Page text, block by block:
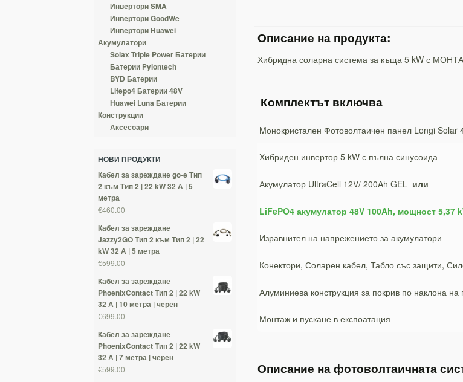
Описание на продукта:
Хибридна соларна система за къща 5 kW с
Комплектът включва
Mонокристален Фотоволтаичен панел Longi Solar
Хибриден инвертор 5 kW с пълна синусоида
Акумулатор UltraCell 12V/ 200Ah GEL или
LiFePO4 акумулатор 48V 100Ah, мощност 5,37
Изравнител на напрежението за акумулатори
Конектори, Соларен кабел, Табло със защити,
Алуминиева конструкция за покрив по наклона на
Монтаж и пускане в експоатация
Описание на фотоволтаичната
Инвертори SMA
Инвертори GoodWe
Инвертори Huawei
Акумулатори
Solax Triple Power Батерии
Батерии Pylontech
BYD Батерии
Lifepo4 Батерии 48V
Huawei Luna Батерии
Конструкции
Аксесоари
НОВИ ПРОДУКТИ
Кабел за зареждане go-e Тип
2 към Тип 2 | 22 kW 32 А | 5
метра
€460.00
Кабел за зареждане
Jazzy2GO Тип 2 към Тип 2 | 22
kW 32 А | 5 метра
€599.00
Кабел за зареждане
PhoenixContact Тип 2 | 22 kW
32 А | 10 метра | черен
€699.00
Кабел за зареждане
PhoenixContact Тип 2 | 22 kW
32 А | 7 метра | черен
€599.00